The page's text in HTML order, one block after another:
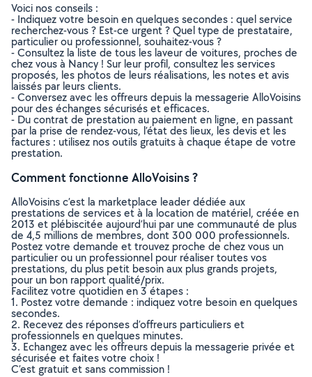
Voici nos conseils :
- Indiquez votre besoin en quelques secondes : quel service
recherchez-vous ? Est-ce urgent ? Quel type de prestataire,
particulier ou professionnel, souhaitez-vous ?
- Consultez la liste de tous les laveur de voitures, proches de
chez vous à Nancy ! Sur leur profil, consultez les services
proposés, les photos de leurs réalisations, les notes et avis
laissés par leurs clients.
- Conversez avec les offreurs depuis la messagerie AlloVoisins
pour des échanges sécurisés et efficaces.
- Du contrat de prestation au paiement en ligne, en passant
par la prise de rendez-vous, l’état des lieux, les devis et les
factures : utilisez nos outils gratuits à chaque étape de votre
prestation.
Comment fonctionne AlloVoisins ?
AlloVoisins c’est la marketplace leader dédiée aux
prestations de services et à la location de matériel, créée en
2013 et plébiscitée aujourd’hui par une communauté de plus
de 4,5 millions de membres, dont 300 000 professionnels.
Postez votre demande et trouvez proche de chez vous un
particulier ou un professionnel pour réaliser toutes vos
prestations, du plus petit besoin aux plus grands projets,
pour un bon rapport qualité/prix.
Facilitez votre quotidien en 3 étapes :
1. Postez votre demande : indiquez votre besoin en quelques
secondes.
2. Recevez des réponses d’offreurs particuliers et
professionnels en quelques minutes.
3. Echangez avec les offreurs depuis la messagerie privée et
sécurisée et faites votre choix !
C’est gratuit et sans commission !